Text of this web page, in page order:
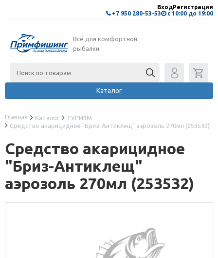
+7 950 280-53-53 с 10:00 до 19:00
ВходРегистрация
Всё для комфортной
рыбалки
Каталог
Главная Каталог
ТУРИЗМ
Средство акарицидное "Бриз-Антиклещ" аэрозоль 270мл (253532)
Средство акарицидное
"Бриз-Антиклещ"
аэрозоль 270мл (253532)